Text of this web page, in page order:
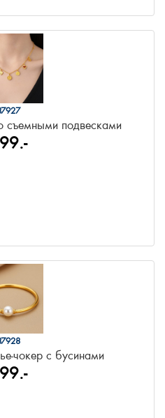
съемными подвесками
чокер с бусинами